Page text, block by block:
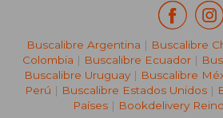
Buscalibre Argentina | Buscalibre
Colombia | Buscalibre Ecuador |
Buscalibre Uruguay| Buscalibre
Perú | Buscalibre Estados Unidos|
Países | Bookdelivery